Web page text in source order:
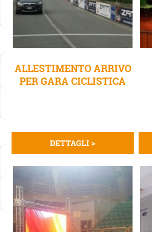
ALLESTIMENTO ARRIVO
PER GARA CICLISTICA
DETTAGLI >